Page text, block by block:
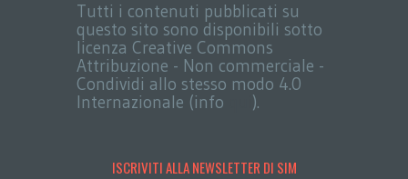
Tutti i contenuti pubblicati su
questo sito sono disponibili sotto
licenza Creative Commons
Attribuzione - Non commerciale -
Condividi allo stesso modo 4.0
Internazionale (info
).
ISCRIVITI ALLA NEWSLETTER DI SIM